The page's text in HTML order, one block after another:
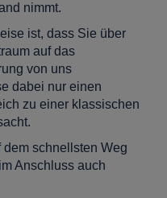
nimmt.
ist, dass Sie über
auf das
von uns
dabei nur einen
zu einer klassischen
schnellsten Weg
Anschluss auch